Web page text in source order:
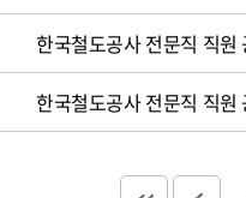
한국철도공사 전문직 직
한국철도공사 전문직 직원